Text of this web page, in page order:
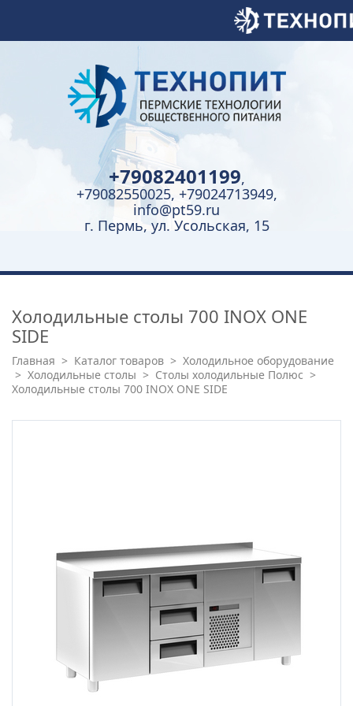
+79082401199,
+79082550025, +79024713949,
info@pt59.ru
г. Пермь, ул. Усольская, 15
Холодильные столы 700 INOX ONE
SIDE
Главная > Каталог товаров > Холодильное оборудование
> Холодильные столы > Столы холодильные Полюс >
Холодильные столы 700 INOX ONE SIDE